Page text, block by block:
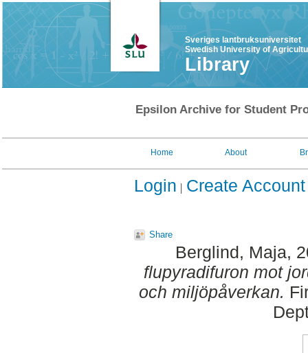
Sveriges lantbruksuniversitet
Swedish University of
Library
Epsilon Archive for Student
Home About
Login Create Account
Share
Berglind, Maja,
flupyradifuron mot
och miljöpåverkan.